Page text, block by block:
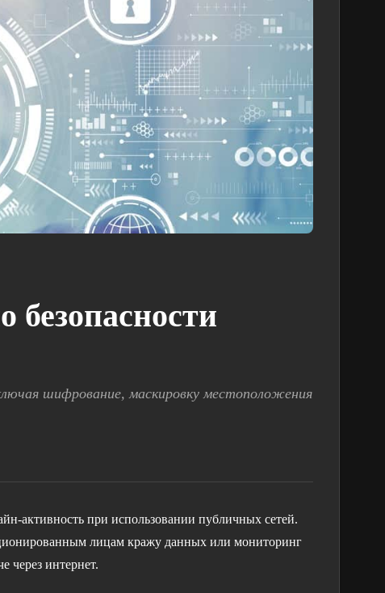
безопасности
шифрование, маскировку местоположения
активность при использовании публичных сетей.
лицам кражу данных или мониторинг
через интернет.